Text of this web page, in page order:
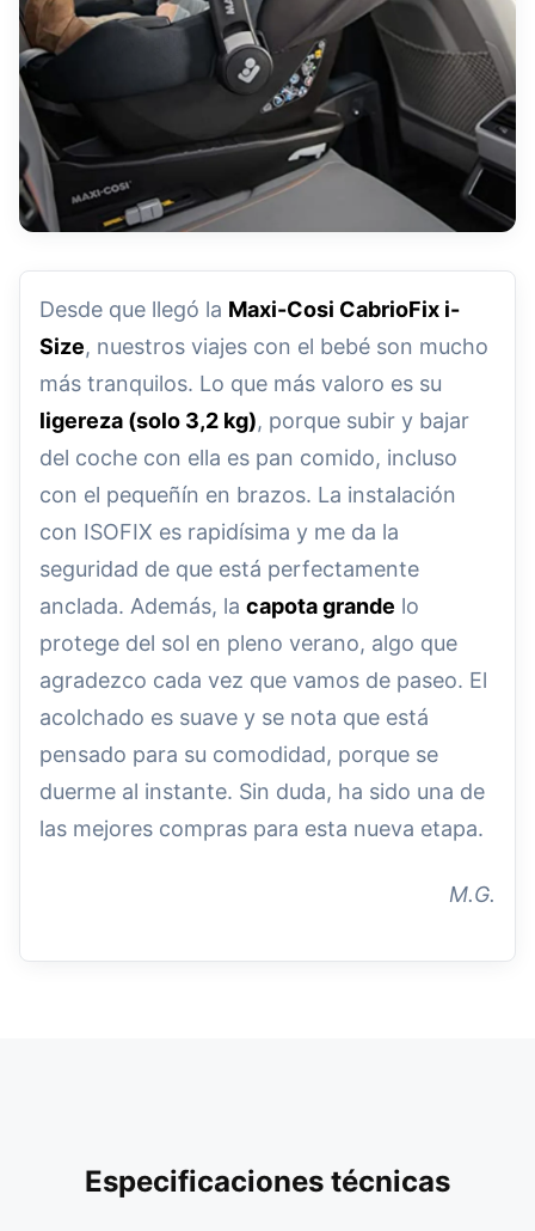
Desde que llegó la Maxi-Cosi CabrioFix i-
Size, nuestros viajes con el bebé son mucho
más tranquilos. Lo que más valoro es su
ligereza (solo 3,2 kg), porque subir y bajar
del coche con ella es pan comido, incluso
con el pequeñín en brazos. La instalación
con ISOFIX es rapidísima y me da la
seguridad de que está perfectamente
anclada. Además, la capota grande lo
protege del sol en pleno verano, algo que
agradezco cada vez que vamos de paseo. El
acolchado es suave y se nota que está
pensado para su comodidad, porque se
duerme al instante. Sin duda, ha sido una de
las mejores compras para esta nueva etapa.
M.G.
Especificaciones técnicas